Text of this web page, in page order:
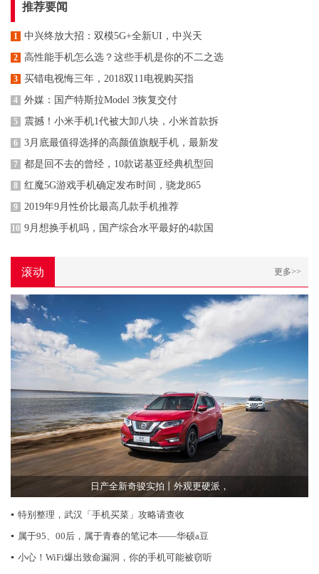
推荐要闻
1 中兴终放大招：双模5G+全新UI，中兴天
2 高性能手机怎么选？这些手机是你的不二之选
3 买错电视悔三年，2018双11电视购买指
4 外媒：国产特斯拉Model 3恢复交付
5 震撼！小米手机1代被大卸八块，小米首款拆
6 3月底最值得选择的高颜值旗舰手机，最新发
7 都是回不去的曾经，10款诺基亚经典机型回
8 红魔5G游戏手机确定发布时间，骁龙865
9 2019年9月性价比最高几款手机推荐
10 9月想换手机吗，国产综合水平最好的4款国
滚动 更多>>
日产全新奇骏实拍丨外观更硬派，
▪ 特别整理，武汉「手机买菜」攻略请查收
▪ 属于95、00后，属于青春的笔记本——华硕a豆
▪ 小心！WiFi爆出致命漏洞，你的手机可能被窃听